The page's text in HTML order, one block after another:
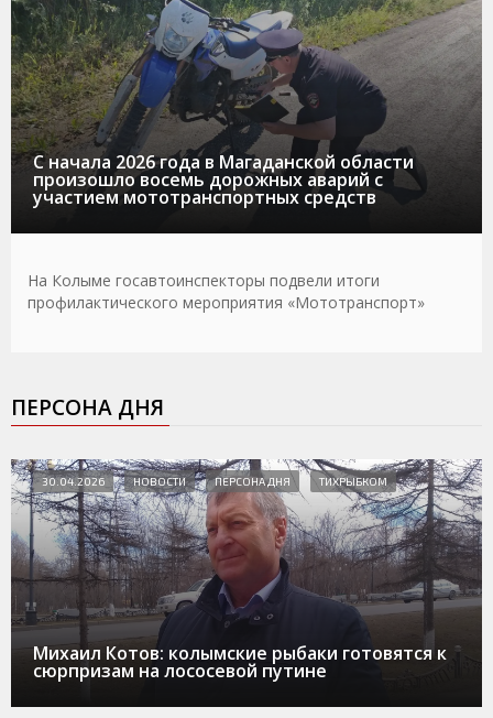
С начала 2026 года в Магаданской области
произошло восемь дорожных аварий с
участием мототранспортных средств
На Колыме госавтоинспекторы подвели итоги
профилактического мероприятия «Мототранспорт»
ПЕРСОНА ДНЯ
Михаил Котов: колымские рыбаки готовятся к
сюрпризам на лососевой путине
30.04.2026 НОВОСТИ ПЕРСОНА ДНЯ ТИХРЫБКОМ